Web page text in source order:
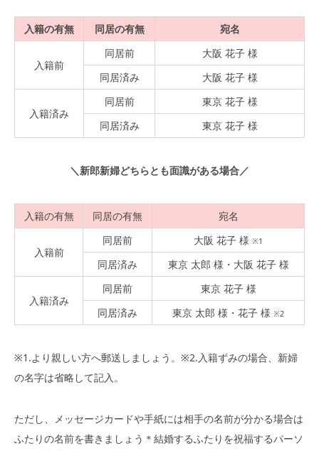
入籍の有無 同居の有無 宛名
入籍前
同居前
大阪 花子 様
同居済み
大阪 花子 様
入籍済み
同居前
東京 花子 様
同居済み
東京 花子 様
＼新郎新婦どちらとも面識がある場合／
入籍の有無 同居の有無 宛名
入籍前
同居前 大阪 花子 様 ※1
同居済み 東京 太郎 様・大阪 花子 様
入籍済み
同居前
東京 花子 様
同居済み
東京 太郎 様・花子 様 ※2
※1.より親しい方へ郵送しましょう。※2.入籍ずみの場合、新婦
の名字は省略して記入。
ただし、メッセージカードや手紙には相手の名前が分かる場合は
ふたりの名前を書きましょう＊結婚するふたりを祝福するパーソ